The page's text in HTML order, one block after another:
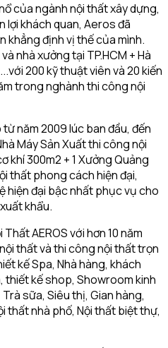
của ngành nội thất xây dựng,
lợi khách quan, Aeros đã
khẳng định vị thế của mình.
nhà xưởng tại TP.HCM + Hà
200 kỹ thuật viên và 20 kiến
trong nghành thi công nội
năm 2009 lúc ban đầu, đến
Máy Sản Xuất thi công nội
khí 300m2 + 1 Xưởng Quảng
thất phong cách hiện đại,
hiện đại bậc nhất phục vụ cho
khẩu.
AEROS với hơn 10 năm
thất và thi công nội thất trọn
kế Spa, Nhà hàng, khách
thiết kế shop, Showroom kinh
sữa, Siêu thị, Gian hàng,
thất nhà phố, Nội thất biệt thự,